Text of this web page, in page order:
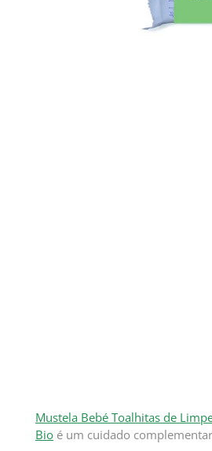
Mustela Bebé Toalhitas de
Bio é um cuidado